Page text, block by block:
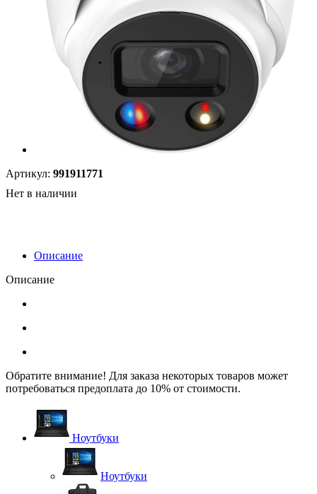
Артикул: 991911771
Нет в наличии
Описание
Описание
Обратите внимание! Для заказа некоторых товаров может
потребоваться предоплата до 10% от стоимости.
Ноутбуки
Ноутбуки